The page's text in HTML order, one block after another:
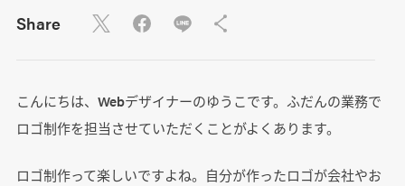
Share
こんにちは、Webデザイナーのゆうこです。ふだんの業務で
ロゴ制作を担当させていただくことがよくあります。
ロゴ制作って楽しいですよね。自分が作ったロゴが会社やお